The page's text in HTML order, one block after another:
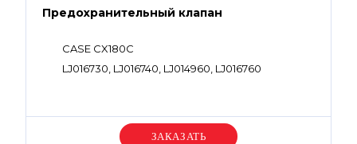
Предохранительный клапан
CASE CX180C
LJ016730, LJ016740, LJ014960, LJ016760
Уточняйте цену